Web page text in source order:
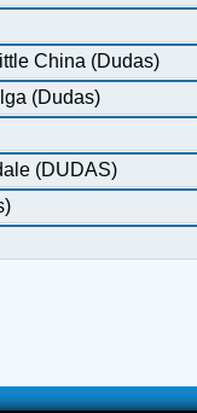
China (Dudas)
(Dudas)
(DUDAS)